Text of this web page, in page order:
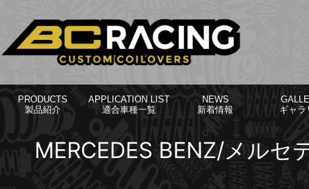
PRODUCTS
製品紹介
APPLICATION LIST
適合車種一覧
NEWS
新着情報
ギャラ
MERCEDES BENZ/メルセ